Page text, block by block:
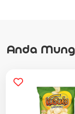
Anda